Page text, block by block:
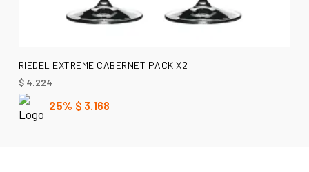
AÑADIR AL CARRITO
RIEDEL EXTREME CABERNET PACK X2
$4.224
25% $ 3.168